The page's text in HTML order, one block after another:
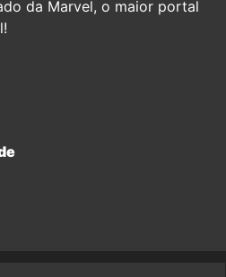
da Marvel, o maior portal